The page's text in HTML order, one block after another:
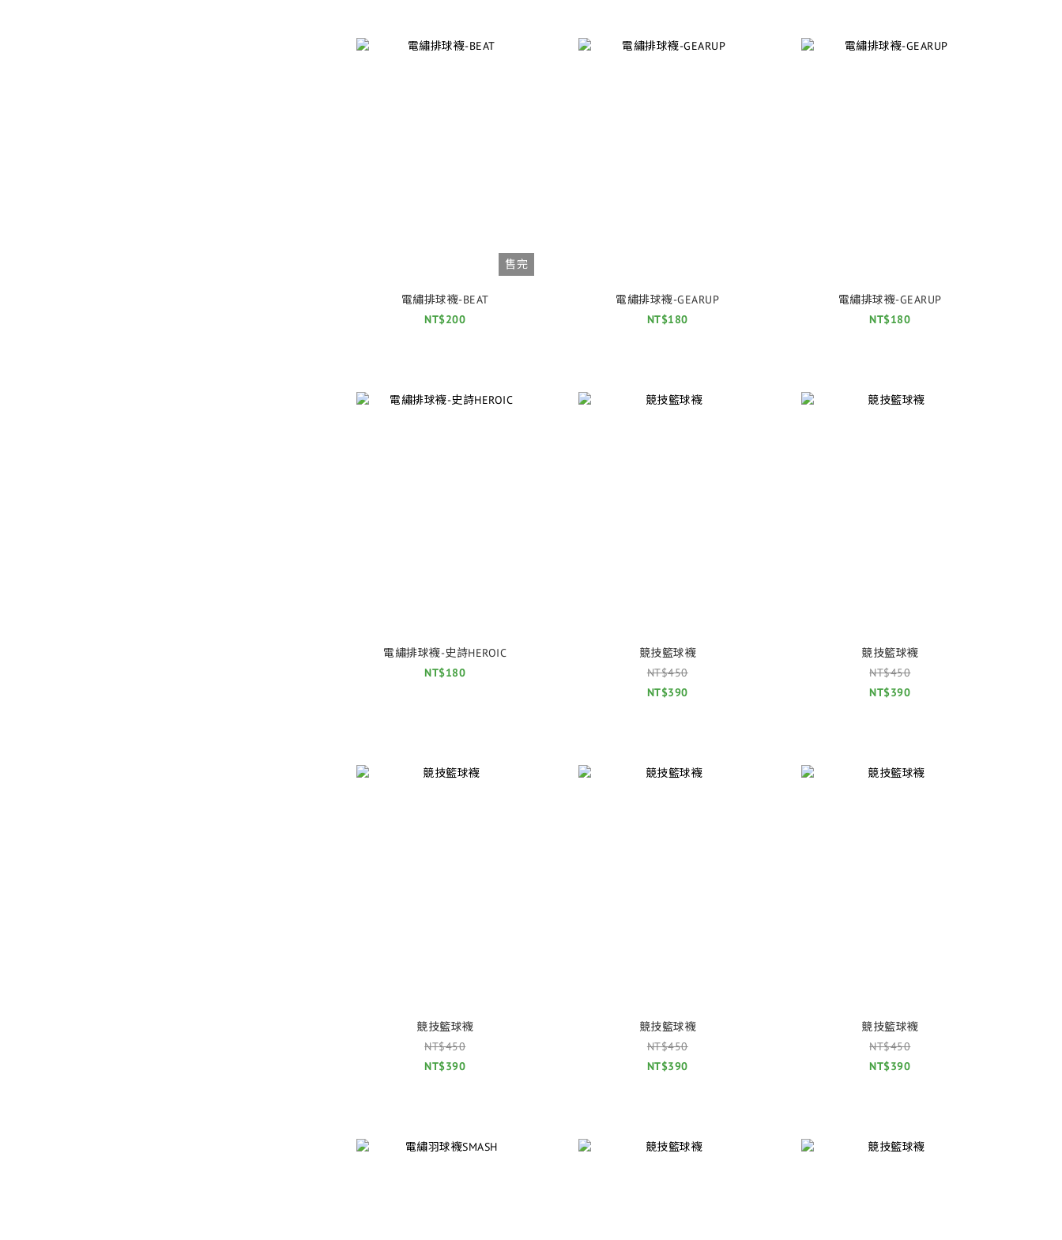
售完
電繡排球襪-BEAT
NT$200
電繡排球襪-GEARUP
NT$180
電繡排球襪-GEARUP
NT$180
電繡排球襪-史詩HEROIC
NT$180
競技籃球襪
NT$450
NT$390
競技籃球襪
NT$450
NT$390
競技籃球襪
NT$450
NT$390
競技籃球襪
NT$450
NT$390
競技籃球襪
NT$450
NT$390